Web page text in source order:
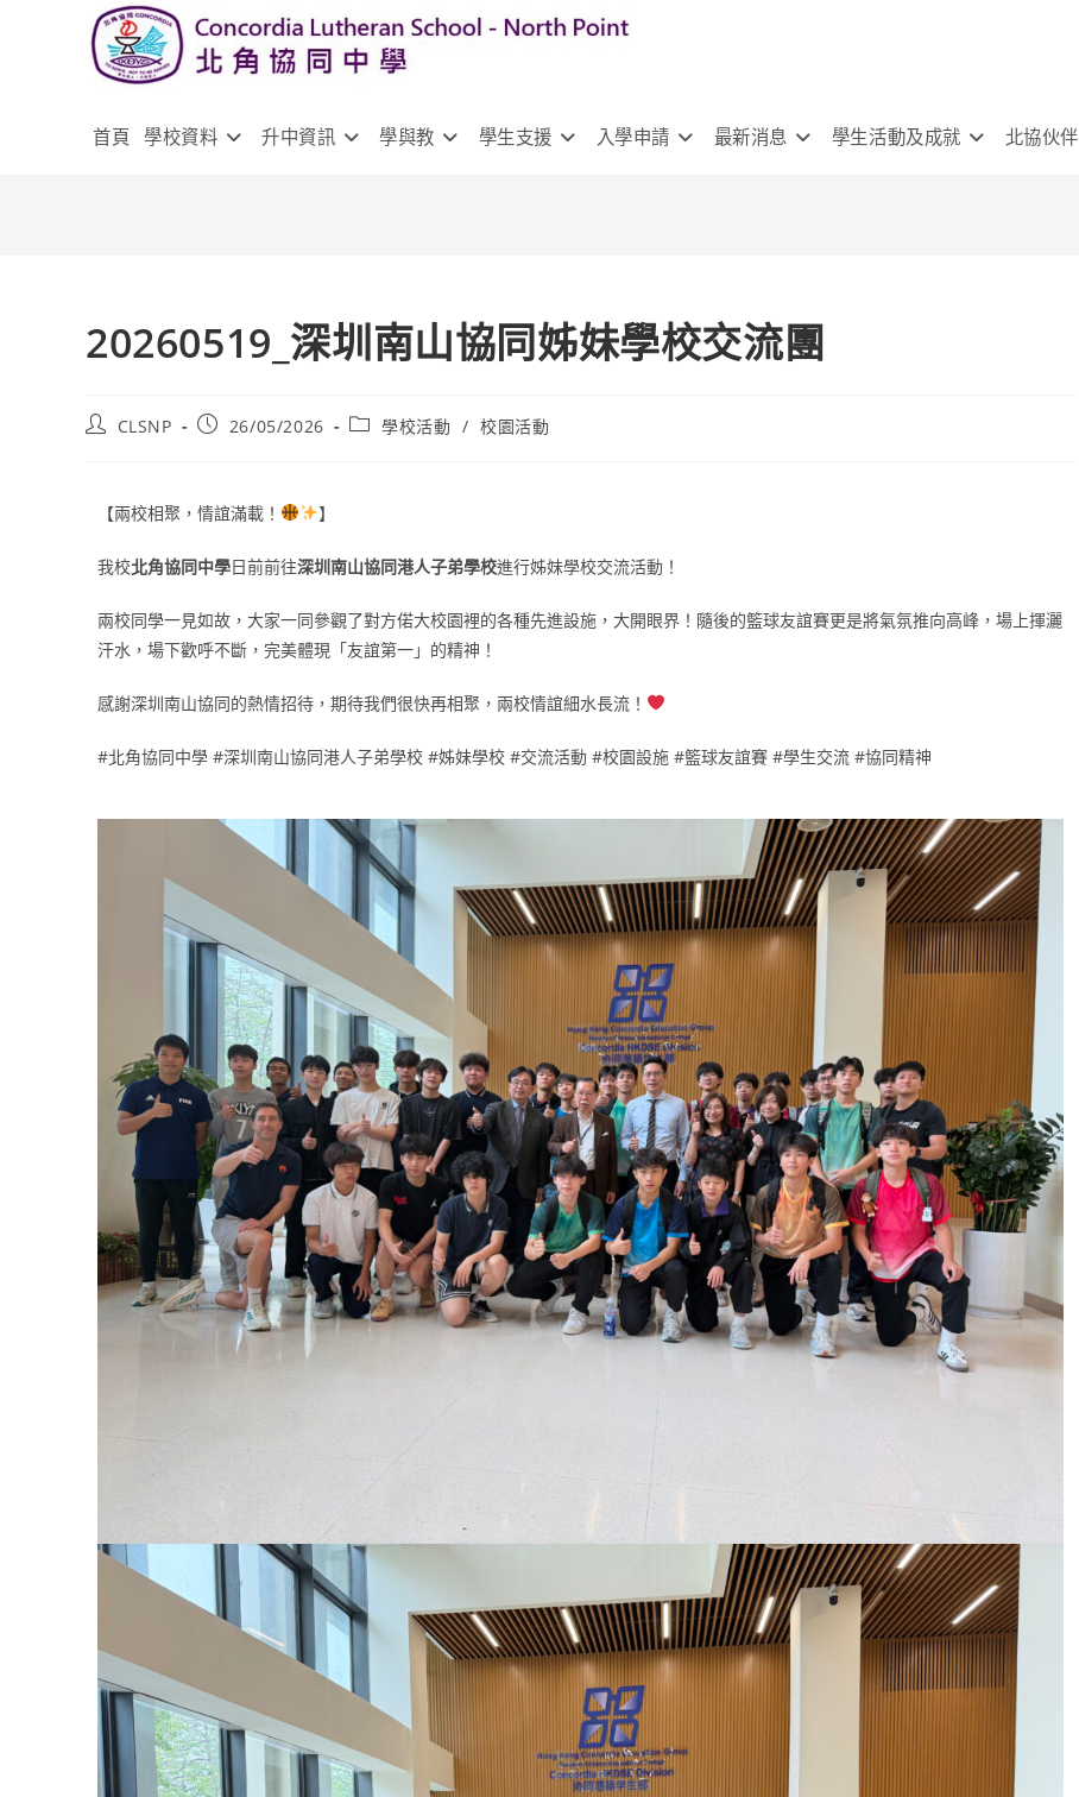
首頁 學校資料 升中資訊 學與教 學生支援 入學申請 最新消息 學生活動及成就 北協伙伴
20260519_深圳南山協同姊妹學校交流團
CLSNP 26/05/2026 學校活動 / 校園活動
【兩校相聚，情誼滿載！ 】
我校北角協同中學日前前往深圳南山協同港人子弟學校進行姊妹學校交流活動！
兩校同學一見如故，大家一同參觀了對方偌大校園裡的各種先進設施，大開眼界！隨後的籃球友誼賽更是將氣氛推向高峰，場上揮灑
汗水，場下歡呼不斷，完美體現「友誼第一」的精神！
感謝深圳南山協同的熱情招待，期待我們很快再相聚，兩校情誼細水長流！
#北角協同中學 #深圳南山協同港人子弟學校 #姊妹學校 #交流活動 #校園設施 #籃球友誼賽 #學生交流 #協同精神